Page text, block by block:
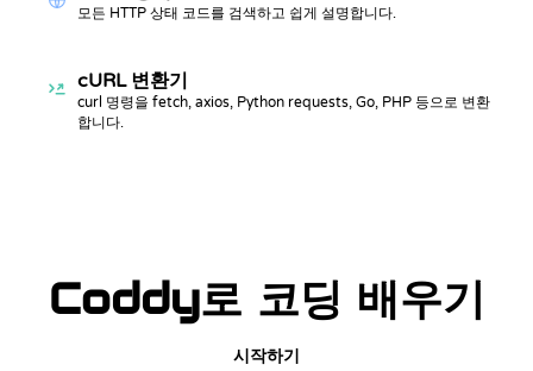
모든 HTTP 상태 코드를 검색하고 쉽게 설명합니다.
cURL 변환기
curl 명령을 fetch, axios, Python requests, Go, PHP 등으로 변환
합니다.
Coddy로 코딩 배우기
시작하기